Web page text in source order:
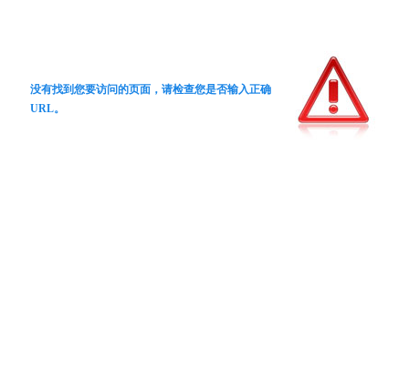
没有找到您要访问的页面，请检查您是否输入正确
URL。